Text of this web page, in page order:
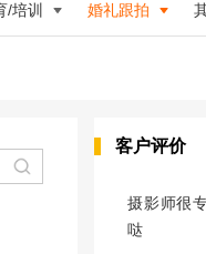
/培训 婚礼跟拍
客户评价
摄影师很
哒